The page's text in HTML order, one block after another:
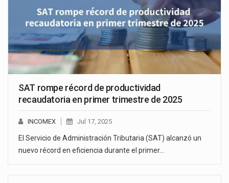
SAT rompe récord de productividad
recaudatoria en primer trimestre de 2025
INCOMEX Jul 17, 2025
El Servicio de Administración Tributaria (SAT) alcanzó un
nuevo récord en eficiencia durante el primer…